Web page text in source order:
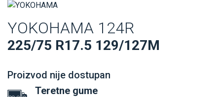
YOKOHAMA 124R
225/75 R17.5 129/127M
Proizvod nije dostupan
Teretne gume